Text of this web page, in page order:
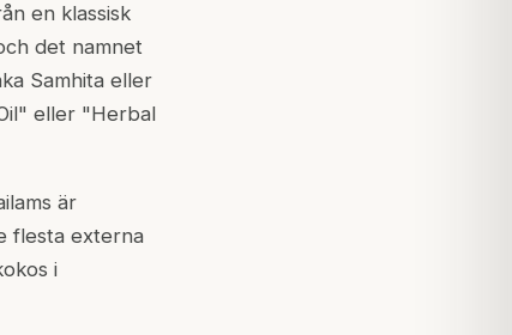
en klassisk
det namnet
Samhita eller
eller "Herbal
är
flesta externa
i